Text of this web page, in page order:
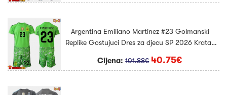
Argentina Emiliano Martinez #23 Golmanski
Replike Gostujuci Dres za djecu SP 2026 Kratak
Cijena:101.88€ 40.75€